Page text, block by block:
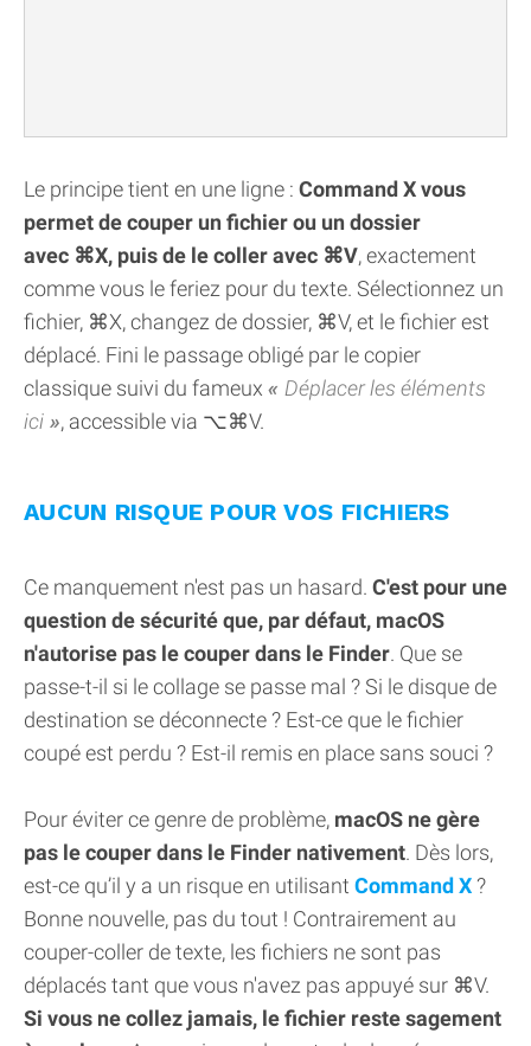
Le principe tient en une ligne : Command X vous
permet de couper un fichier ou un dossier
avec ⌘X, puis de le coller avec ⌘V, exactement
comme vous le feriez pour du texte. Sélectionnez un
fichier, ⌘X, changez de dossier, ⌘V, et le fichier est
déplacé. Fini le passage obligé par le copier
classique suivi du fameux
Déplacer les éléments
ici
, accessible via ⌥⌘V.
AUCUN RISQUE POUR VOS FICHIERS
Ce manquement n'est pas un hasard. C'est pour une
question de sécurité que, par défaut, macOS
n'autorise pas le couper dans le Finder. Que se
passe-t-il si le collage se passe mal ? Si le disque de
destination se déconnecte ? Est-ce que le fichier
coupé est perdu ? Est-il remis en place sans souci ?
Pour éviter ce genre de problème, macOS ne gère
pas le couper dans le Finder nativement. Dès lors,
est-ce qu’il y a un risque en utilisant Command X?
Bonne nouvelle, pas du tout ! Contrairement au
couper-coller de texte, les fichiers ne sont pas
déplacés tant que vous n'avez pas appuyé sur ⌘V.
Si vous ne collez jamais, le fichier reste sagement